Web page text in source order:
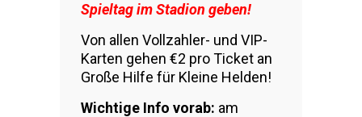
Spieltag im Stadion geben!
Von allen Vollzahler- und VIP-
Karten gehen €2 pro Ticket an
Große Hilfe für Kleine Helden!
Wichtige Info vorab: am